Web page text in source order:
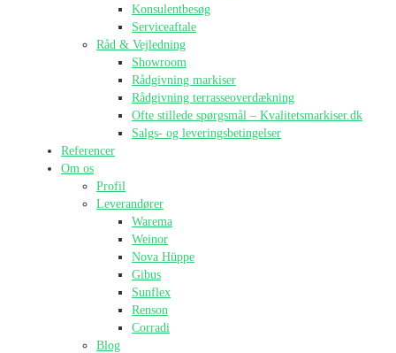
Konsulentbesøg
Serviceaftale
Råd & Vejledning
Showroom
Rådgivning markiser
Rådgivning terrasseoverdækning
Ofte stillede spørgsmål – Kvalitetsmarkiser.dk
Salgs- og leveringsbetingelser
Referencer
Om os
Profil
Leverandører
Warema
Weinor
Nova Hüppe
Gibus
Sunflex
Renson
Corradi
Blog